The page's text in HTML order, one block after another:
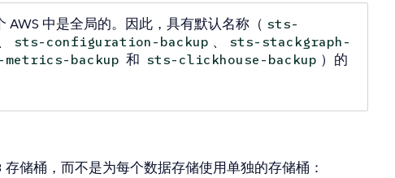
AWS 中是全局的。因此，具有默认名称（ sts-
sts-configuration-backup 、
sts-stackgraph-
backup 和 sts-clickhouse-backup ）的
储桶，而不是为每个数据存储使用单独的存储桶：